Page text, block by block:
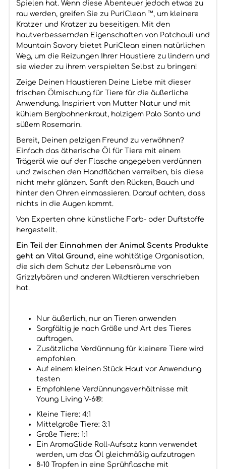
Spielen hat. Wenn diese Abenteuer jedoch etwas zu
rau werden, greifen Sie zu PuriClean ™, um kleinere
Kratzer und Kratzer zu beseitigen. Mit den
hautverbessernden Eigenschaften von Patchouli und
Mountain Savory bietet PuriClean einen natürlichen
Weg, um die Reizungen Ihrer Haustiere zu lindern und
sie wieder zu ihrem verspielten Selbst zu bringen!
Zeige Deinen Haustieren Deine Liebe mit dieser
frischen Ölmischung für Tiere für die äußerliche
Anwendung. Inspiriert von Mutter Natur und mit
kühlem Bergbohnenkraut, holzigem Palo Santo und
süßem Rosemarin.
Bereit, Deinen pelzigen Freund zu verwöhnen?
Einfach das ätherische Öl für Tiere mit einem
Trägeröl wie auf der Flasche angegeben verdünnen
und zwischen den Handflächen verreiben, bis diese
nicht mehr glänzen. Sanft den Rücken, Bauch und
hinter den Ohren einmassieren. Darauf achten, dass
nichts in die Augen kommt.
Von Experten ohne künstliche Farb- oder Duftstoffe
hergestellt.
Ein Teil der Einnahmen der Animal Scents Produkte
geht an Vital Ground, eine wohltätige Organisation,
die sich dem Schutz der Lebensräume von
Grizzlybären und anderen Wildtieren verschrieben
hat.
Nur äußerlich, nur an Tieren anwenden
Sorgfältig je nach Größe und Art des Tieres
auftragen.
Zusätzliche Verdünnung für kleinere Tiere wird
empfohlen.
Auf einem kleinen Stück Haut vor Anwendung
testen
Empfohlene Verdünnungsverhältnisse mit
Young Living V-6®:
Kleine Tiere: 4:1
Mittelgroße Tiere: 3:1
Große Tiere: 1:1
Ein AromaGlide Roll-Aufsatz kann verwendet
werden, um das Öl gleichmäßig aufzutragen
8-10 Tropfen in eine Sprühflasche mit